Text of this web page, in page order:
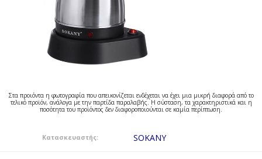
Στα προιόντα η φωτογραφία που απεικονίζεται ενδέχεται να έχει μια μικρή διαφορά από το
τελικό προϊόν, ανάλογα με την παρτίδα παραλαβής. Η σύσταση, τα χαρακτηριστικά και η
ποσότητα του προϊόντος δεν διαφοροποιούνται σε καμία περίπτωση.
Κατασκευαστής: SOKANY